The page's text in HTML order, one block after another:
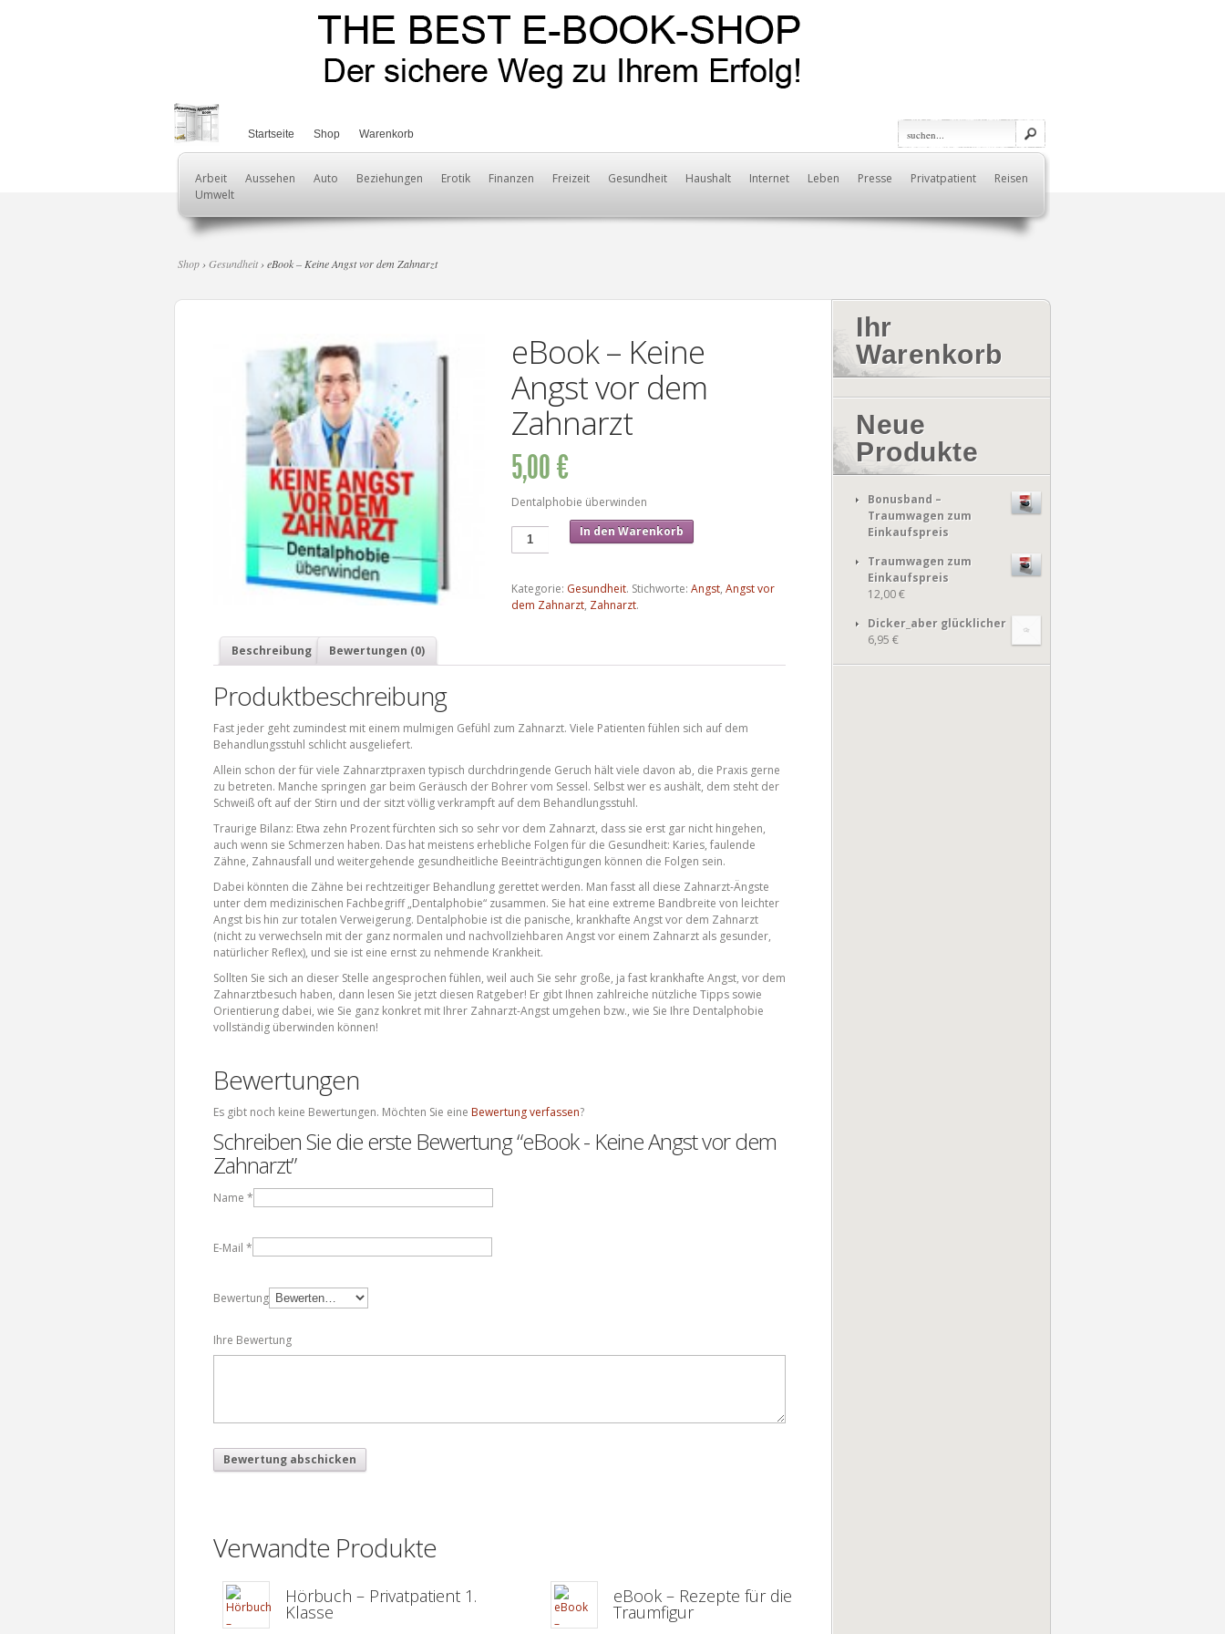
Startseite Shop Warenkorb
Arbeit Aussehen Auto Beziehungen Erotik Finanzen Freizeit Gesundheit Haushalt Internet Leben Presse Privatpatient
Reisen
Umwelt
Shop ›Gesundheit› eBook – Keine Angst vor dem Zahnarzt
eBook – Keine
Angst vor dem
Zahnarzt
5,00 €
Dentalphobie überwinden
In den Warenkorb
Kategorie: Gesundheit. Stichworte: Angst, Angst vor
dem Zahnarzt, Zahnarzt.
Beschreibung Bewertungen (0)
Produktbeschreibung
Fast jeder geht zumindest mit einem mulmigen Gefühl zum Zahnarzt. Viele Patienten fühlen sich auf dem
Behandlungsstuhl schlicht ausgeliefert.
Allein schon der für viele Zahnarztpraxen typisch durchdringende Geruch hält viele davon ab, die Praxis gerne
zu betreten. Manche springen gar beim Geräusch der Bohrer vom Sessel. Selbst wer es aushält, dem steht der
Schweiß oft auf der Stirn und der sitzt völlig verkrampft auf dem Behandlungsstuhl.
Traurige Bilanz: Etwa zehn Prozent fürchten sich so sehr vor dem Zahnarzt, dass sie erst gar nicht hingehen,
auch wenn sie Schmerzen haben. Das hat meistens erhebliche Folgen für die Gesundheit: Karies, faulende
Zähne, Zahnausfall und weitergehende gesundheitliche Beeinträchtigungen können die Folgen sein.
Dabei könnten die Zähne bei rechtzeitiger Behandlung gerettet werden. Man fasst all diese Zahnarzt-Ängste
unter dem medizinischen Fachbegriff „Dentalphobie“ zusammen. Sie hat eine extreme Bandbreite von leichter
Angst bis hin zur totalen Verweigerung. Dentalphobie ist die panische, krankhafte Angst vor dem Zahnarzt
(nicht zu verwechseln mit der ganz normalen und nachvollziehbaren Angst vor einem Zahnarzt als gesunder,
natürlicher Reflex), und sie ist eine ernst zu nehmende Krankheit.
Sollten Sie sich an dieser Stelle angesprochen fühlen, weil auch Sie sehr große, ja fast krankhafte Angst, vor dem
Zahnarztbesuch haben, dann lesen Sie jetzt diesen Ratgeber! Er gibt Ihnen zahlreiche nützliche Tipps sowie
Orientierung dabei, wie Sie ganz konkret mit Ihrer Zahnarzt-Angst umgehen bzw., wie Sie Ihre Dentalphobie
vollständig überwinden können!
Bewertungen
Es gibt noch keine Bewertungen. Möchten Sie eine Bewertung verfassen?
Schreiben Sie die erste Bewertung “eBook - Keine Angst vor dem
Zahnarzt”
Name *
E-Mail *
Bewertung
Ihre Bewertung
Verwandte Produkte
Hörbuch – Privatpatient 1.
Klasse
eBook – Rezepte für die
Traumfigur
Ihr
Warenkorb
Neue
Produkte
Bonusband –
Traumwagen zum
Einkaufspreis
Traumwagen zum
Einkaufspreis
12,00 €
Dicker_aber glücklicher
6,95 €